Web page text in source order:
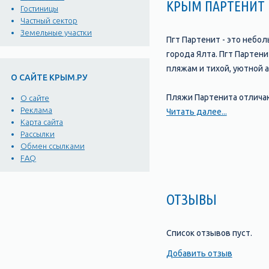
Гостиницы
Частный сектор
Земельные участки
О САЙТЕ КРЫМ.РУ
О сайте
Реклама
Карта сайта
Рассылки
Обмен ссылками
FAQ
КРЫМ ПАРТЕНИТ
Пгт Партенит - это
города Ялта. Пгт
пляжам и тихой, уютной
Пляжи Партенита
возможностей для
местной природы.
уровня комфорта.
Читать далее...
ОТЗЫВЫ
Список отзывов пуст.
Добавить отзыв